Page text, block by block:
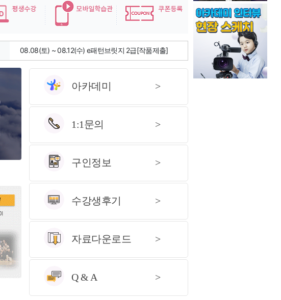
08.08(토) ~ 08.12(수) e패턴브릿지 2급[작품제출]
08.08(토) ~ 08.12(수) K-POP지 2급[작품제출]
08.08(토) ~ 08.12(수) K-POP지 1급[작품제출]
08.08(토) ~ 08.12(수) LEDPOP 1급[작품제출]
08.08(토) ~ 08.12(수) VN TES 2급[작품제출]
08.08(토) ~ 08.12(수) 가베지도사 2급[필기]
08.08(토) ~ 08.12(수) 가베지도사 1급[필기]
08.08(토) ~ 08.12(수) 가죽공예지도 2급[작품제출]
08.08(토) ~ 08.12(수) 가죽공예지도 1급[작품제출]
08.08(토) ~ 08.12(수) 교과서술논술 2급[필기]
08.08(토) ~ 08.12(수) 교육마술지도 1급[작품제출]
08.08(토) ~ 08.12(수) 교육마술지도 2급[작품제출]
08.08(토) ~ 08.12(수) 국내주식시장 1급[필기]
08.08(토) ~ 08.12(수) 냅킨공예지도 1급[작품제출]
아카데미 >
1:1문의 >
구인정보 >
수강생후기 >
자료다운로드 >
Q & A >